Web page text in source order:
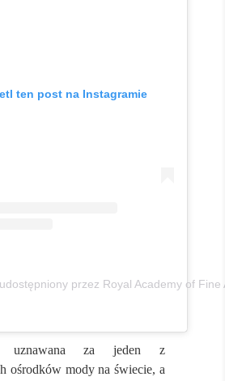
ten post na Instagramie
przez Royal Academy of
uznawana za jeden z
ośrodków mody na świecie, a